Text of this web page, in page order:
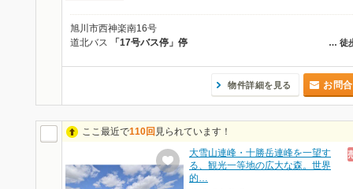
旭川市西神楽南16号
… 徒
道北バス 「17号バス停」停
物件詳細を見る お問
ここ最近で110回 見られています！
大雪山連峰・十勝岳連峰を一望す
る、観光一等地の広大な森。世界
的…